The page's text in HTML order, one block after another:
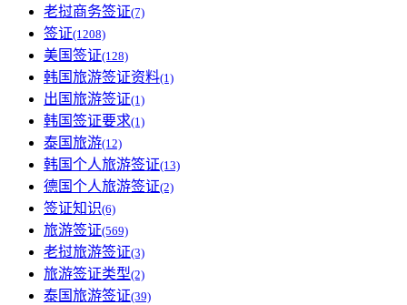
老挝商务签证(7)
签证(1208)
美国签证(128)
韩国旅游签证资料(1)
出国旅游签证(1)
韩国签证要求(1)
泰国旅游(12)
韩国个人旅游签证(13)
德国个人旅游签证(2)
签证知识(6)
旅游签证(569)
老挝旅游签证(3)
旅游签证类型(2)
泰国旅游签证(39)